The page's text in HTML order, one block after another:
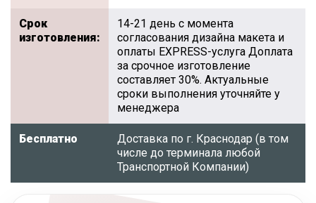
Срок
изготовления:
14-21 день с момента
согласования дизайна макета и
оплаты EXPRESS-услуга Доплата
за срочное изготовление
составляет 30%. Актуальные
сроки выполнения уточняйте у
менеджера
Бесплатно
Доставка по г. Краснодар (в том
числе до терминала любой
Транспортной Компании)